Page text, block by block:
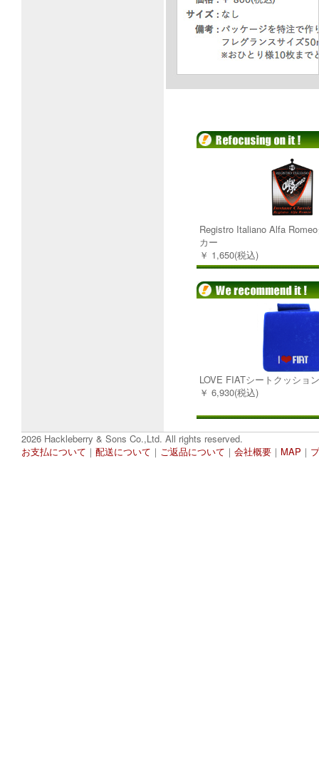
Registro Italiano Alfa
カー
￥ 1,650(税込)
LOVE FIATシートクッショ
￥ 6,930(税込)
2026 Hackleberry & Sons Co.,Ltd. All rights reserved.
お支払について ｜ 配送について ｜ ご返品について ｜ 会社概要 ｜ MAP ｜